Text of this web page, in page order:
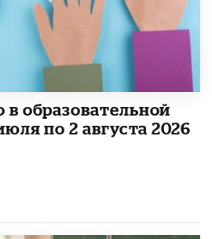
образовательной
по 2 августа 2026